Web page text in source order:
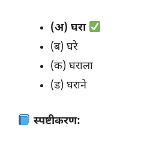
(अ) घरा
(ब) घरे
(क) घराला
(ड) घराने
स्पष्टीकरण: